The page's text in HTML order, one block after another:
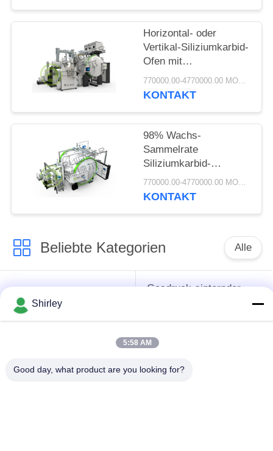
Horizontal- oder
Vertikal-Siliziumkarbid-
Ofen mit
Schnellkühlung und
hohem Vakuum
770000.00-4770000.00 MOQ:1 Satz
KONTAKT
98% Wachs-
Sammelrate
Siliziumkarbid-
Sinterofen mit präziser
Temperaturregelung
770000.00-4770000.00 MOQ:1 Satz
KONTAKT
Beliebte Kategorien Alle
Sinterhüftenofen
Gasdruck-sinternder
MIM sinternder Ofen
Shirley
5:58 AM
Good day, what product are you looking for?